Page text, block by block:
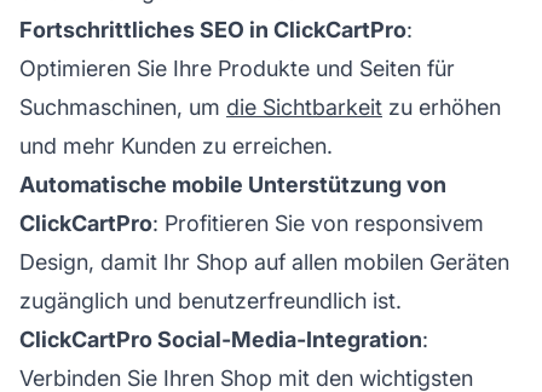
Fortschrittliches SEO in ClickCartPro:
Optimieren Sie Ihre Produkte und Seiten für
Suchmaschinen, um die Sichtbarkeit zu erhöhen
und mehr Kunden zu erreichen.
Automatische mobile Unterstützung von
ClickCartPro: Profitieren Sie von responsivem
Design, damit Ihr Shop auf allen mobilen Geräten
zugänglich und benutzerfreundlich ist.
ClickCartPro Social-Media-Integration:
Verbinden Sie Ihren Shop mit den wichtigsten